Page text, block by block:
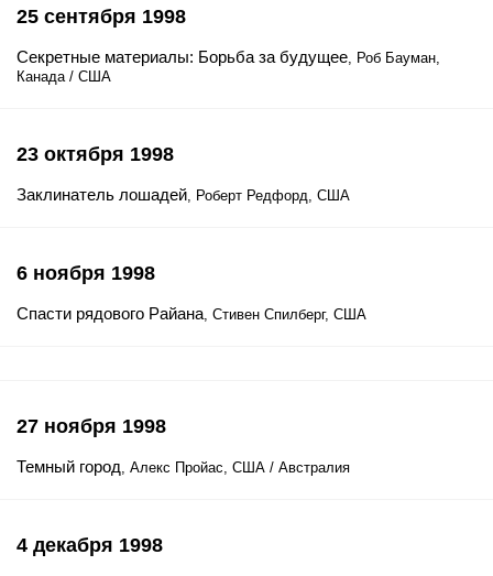
25 сентября 1998
Секретные материалы: Борьба за будущее, Роб Бауман,
Канада / США
23 октября 1998
Заклинатель лошадей, Роберт Редфорд, США
6 ноября 1998
Спасти рядового Райана, Стивен Спилберг, США
27 ноября 1998
Темный город, Алекс Пройас, США / Австралия
4 декабря 1998